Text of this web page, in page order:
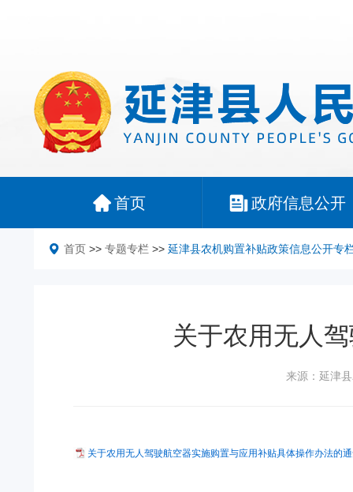
首页 政府信息公开
首页 >> 专题专栏 >> 延津县农机购置补贴政策信息公开专
关于农用无人
来源：延津
关于农用无人驾驶航空器实施购置与应用补贴具体操作办法的